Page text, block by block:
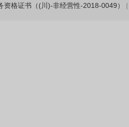
资格证书（(川)-非经营性-2018-0049）